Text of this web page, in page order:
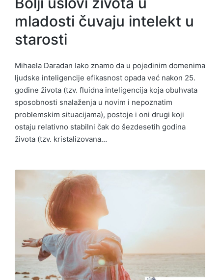
mladosti čuvaju intelekt u
starosti
Mihaela Daradan Iako znamo da u pojedinim domenima
ljudske inteligencije efikasnost opada već nakon 25.
godine života (tzv. fluidna inteligencija koja obuhvata
sposobnosti snalaženja u novim i nepoznatim
problemskim situacijama), postoje i oni drugi koji
ostaju relativno stabilni čak do šezdesetih godina
života (tzv. kristalizovana…